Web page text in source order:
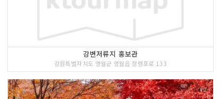
강변저류지 홍보관
강원특별자치도 영월군 영월읍 청령포로 133